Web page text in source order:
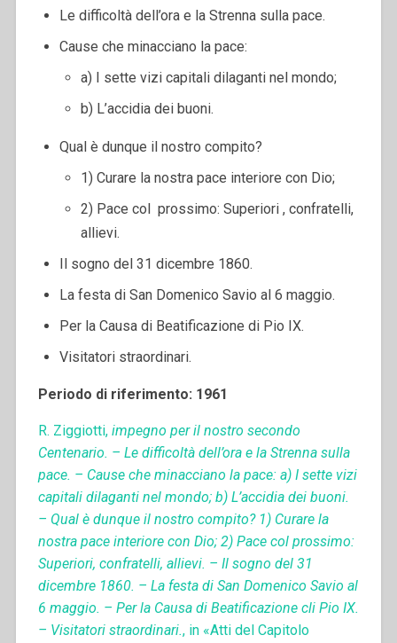
Le difficoltà dell’ora e la Strenna sulla pace.
Cause che minacciano la pace:
a) I sette vizi capitali dilaganti nel mondo;
b) L’accidia dei buoni.
Qual è dunque il nostro compito?
1) Curare la nostra pace interiore con Dio;
2) Pace col prossimo: Superiori , confratelli,
allievi.
Il sogno del 31 dicembre 1860.
La festa di San Domenico Savio al 6 maggio.
Per la Causa di Beatificazione di Pio IX.
Visitatori straordinari.
Periodo di riferimento: 1961
R. Ziggiotti,impegno per il nostro secondo
Centenario. – Le difficoltà dell’ora e la Strenna sulla
pace. – Cause che minacciano la pace: a) I sette vizi
capitali dilaganti nel mondo; b) L’accidia dei buoni.
– Qual è dunque il nostro compito? 1) Curare la
nostra pace interiore con Dio; 2) Pace col prossimo:
Superiori, confratelli, allievi. – Il sogno del 31
dicembre 1860. – La festa di San Domenico Savio al
6 maggio. – Per la Causa di Beatificazione cli Pio IX.
– Visitatori straordinari., in «Atti del Capitolo